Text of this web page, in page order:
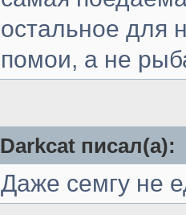
остальное для
помои, а не
Darkcat писал(а):
Даже семгу не